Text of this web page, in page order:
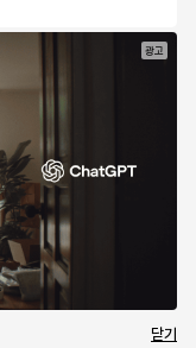
(트윌) 미디엄 블루 / V
N000CT7MBL1
65% 31,500원
8 10개 남음
한정
더보기
광고
닫기